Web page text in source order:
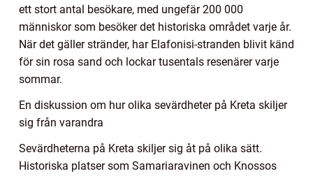
ett stort antal besökare, med ungefär 200 000
människor som besöker det historiska området varje år.
När det gäller stränder, har Elafonisi-stranden blivit känd
för sin rosa sand och lockar tusentals resenärer varje
sommar.
En diskussion om hur olika sevärdheter på Kreta skiljer
sig från varandra
Sevärdheterna på Kreta skiljer sig åt på olika sätt.
Historiska platser som Samariaravinen och Knossos